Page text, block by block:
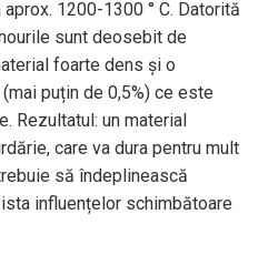
1200-1300 ° C. Datorită
sunt deosebit de
foarte dens și o
puțin de 0,5%) ce este
Rezultatul: un material
care va dura pentru mult
să îndeplinească
influențelor schimbătoare